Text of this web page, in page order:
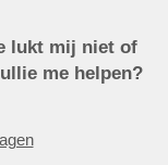
lukt mij niet of
me helpen?